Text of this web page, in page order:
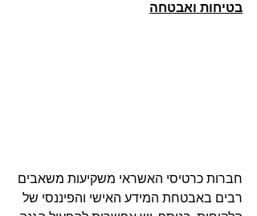
בטיחות ואבטחה
חברות כרטיסי האשראי משקיעות משאבים
רבים באבטחת המידע האישי והפיננסי של